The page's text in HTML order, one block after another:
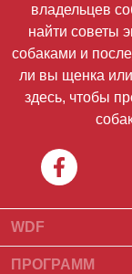
владельцев
найти советы
собаками и
ли вы щенка или
здесь, чтобы
WDF
О нас
ПРОГРАММ